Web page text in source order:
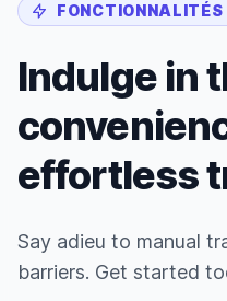
Indulge in
effortless
Say adieu to manual
barriers. Get started